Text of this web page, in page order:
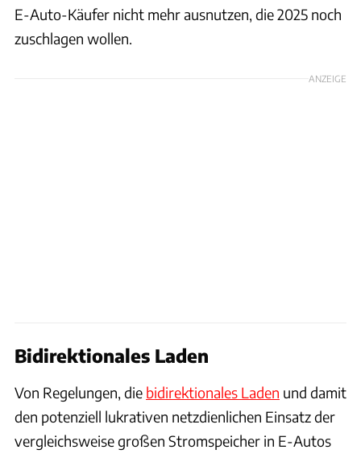
E-Auto-Käufer nicht mehr ausnutzen, die 2025 noch
zuschlagen wollen.
ANZEIGE
Bidirektionales Laden
Von Regelungen, die bidirektionales Laden und damit
den potenziell lukrativen netzdienlichen Einsatz der
vergleichsweise großen Stromspeicher in E-Autos